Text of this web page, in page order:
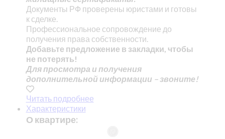
Документы РФ проверены юристами и готовы
к сделке.
Профессиональное сопровождение до
получения права собственности.
Добавьте предложение в закладки, чтобы
не потерять!
Для просмотра и получения
дополнительной информации – звоните!
Читать подробнее
Характеристики
О квартире: